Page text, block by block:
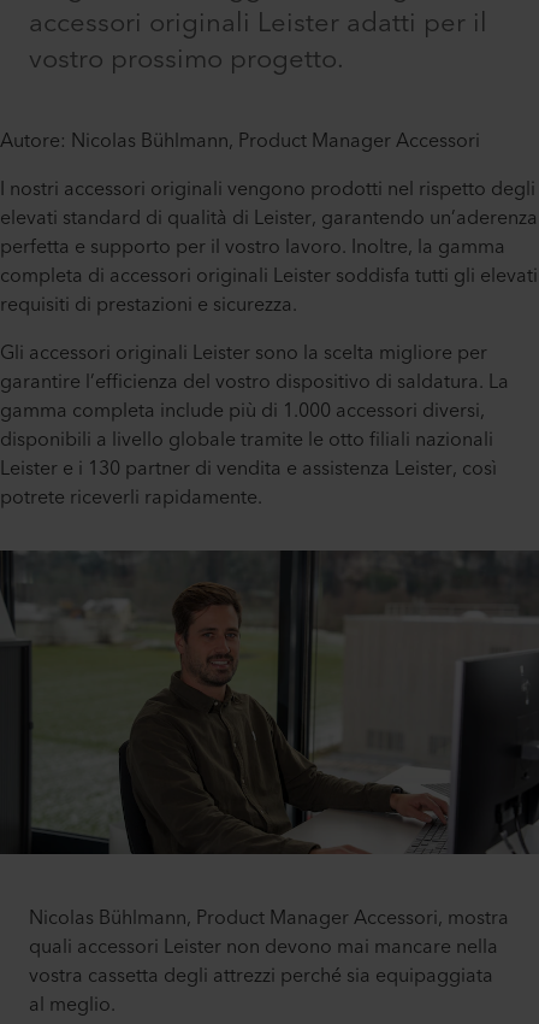
accessori originali Leister adatti per il
vostro prossimo progetto.
Autore: Nicolas Bühlmann, Product Manager Accessori
I nostri accessori originali vengono prodotti nel rispetto degli
elevati standard di qualità di Leister, garantendo un’aderenza
perfetta e supporto per il vostro lavoro. Inoltre, la gamma
completa di accessori originali Leister soddisfa tutti gli elevati
requisiti di prestazioni e sicurezza.
Gli accessori originali Leister sono la scelta migliore per
garantire l’efficienza del vostro dispositivo di saldatura. La
gamma completa include più di 1.000 accessori diversi,
disponibili a livello globale tramite le otto filiali nazionali
Leister e i 130 partner di vendita e assistenza Leister, così
potrete riceverli rapidamente.
Nicolas Bühlmann, Product Manager Accessori, mostra
quali accessori Leister non devono mai mancare nella
vostra cassetta degli attrezzi perché sia equipaggiata
al meglio.